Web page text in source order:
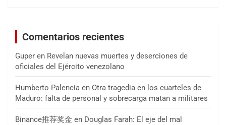
Comentarios recientes
Guper en Revelan nuevas muertes y deserciones de
oficiales del Ejército venezolano
Humberto Palencia en Otra tragedia en los cuarteles de
Maduro: falta de personal y sobrecarga matan a militares
Binance推荐奖金 en Douglas Farah: El eje del mal